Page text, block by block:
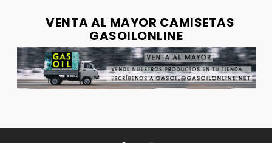
VENTA AL MAYOR CAMISETAS
GASOILONLINE